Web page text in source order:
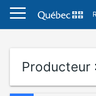
Producteur